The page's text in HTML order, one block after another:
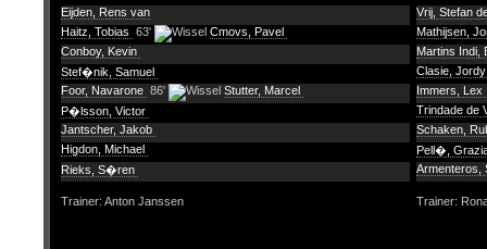
Eijden, Rens van
Haitz, Tobias 63'
Cmovs, Pavel
Conboy, Kevin
Stef�nik, Samuel
Foor, Navarone 86'
Stutter, Marcel
P�lsson, Victor
Jantscher, Jakob
Higdon, Michael
Rieks, S�ren
Vrij, Stefan
Mathijsen,
Martins Indi,
Clasie,
Immers, Lex
Trindade de
Schaken,
Pell�,
Armenteros,
Trainer: Anton Janssen Trainer: